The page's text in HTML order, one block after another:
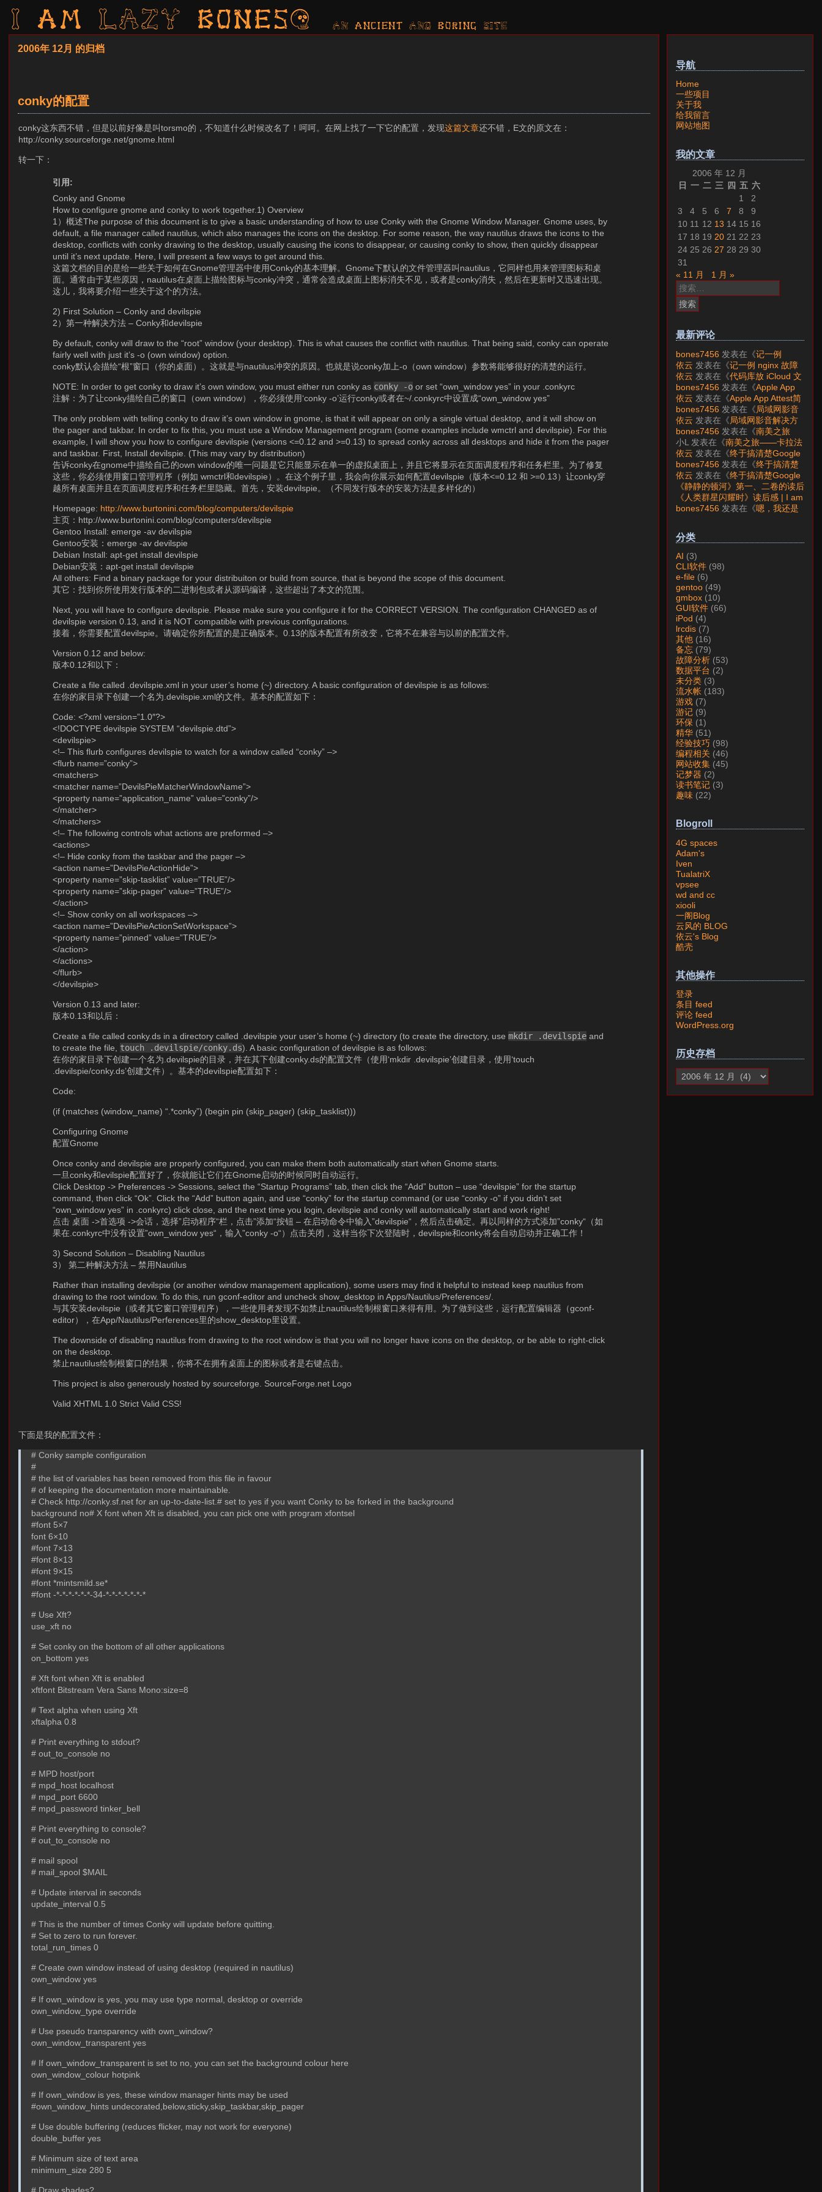
I am LAZY bones? AN ancient AND boring SITE
2006年 12月 的归档
conky的配置
conky这东西不错，但是以前好像是叫torsmo的，不知道什么时候改名了！呵呵。在网上找了一下它的配置，发现这篇文章还不错，E文的原文在：
http://conky.sourceforge.net/gnome.html
转一下：
引用:
Conky and Gnome
How to configure gnome and conky to work together.1) Overview
1）概述The purpose of this document is to give a basic understanding of how to use Conky with the Gnome Window Manager. Gnome uses, by
default, a file manager called nautilus, which also manages the icons on the desktop. For some reason, the way nautilus draws the icons to the
desktop, conflicts with conky drawing to the desktop, usually causing the icons to disappear, or causing conky to show, then quickly disappear
until it’s next update. Here, I will present a few ways to get around this.
这篇文档的目的是给一些关于如何在Gnome管理器中使用Conky的基本理解。Gnome下默认的文件管理器叫nautilus，它同样也用来管理图标和桌
面。通常由于某些原因，nautilus在桌面上描绘图标与conky冲突，通常会造成桌面上图标消失不见，或者是conky消失，然后在更新时又迅速出现。
这儿，我将要介绍一些关于这个的方法。
2) First Solution – Conky and devilspie
2）第一种解决方法 – Conky和devilspie
By default, conky will draw to the “root” window (your desktop). This is what causes the conflict with nautilus. That being said, conky can operate
fairly well with just it’s -o (own window) option.
conky默认会描绘“根”窗口（你的桌面）。这就是与nautilus冲突的原因。也就是说conky加上-o（own window）参数将能够很好的清楚的运行。
NOTE: In order to get conky to draw it’s own window, you must either run conky as conky -oor set “own_window yes” in your .conkyrc
注解：为了让conky描绘自己的窗口（own window），你必须使用‘conky -o’运行conky或者在~/.conkyrc中设置成“own_window yes”
The only problem with telling conky to draw it’s own window in gnome, is that it will appear on only a single virtual desktop, and it will show on
the pager and takbar. In order to fix this, you must use a Window Management program (some examples include wmctrl and devilspie). For this
example, I will show you how to configure devilspie (versions <=0.12 and >=0.13) to spread conky across all desktops and hide it from the pager
and taskbar. First, Install devilspie. (This may vary by distribution)
告诉conky在gnome中描绘自己的own window的唯一问题是它只能显示在单一的虚拟桌面上，并且它将显示在页面调度程序和任务栏里。为了修复
这些，你必须使用窗口管理程序（例如 wmctrl和devilspie）。在这个例子里，我会向你展示如何配置devilspie（版本<=0.12 和 >=0.13）让conky穿
越所有桌面并且在页面调度程序和任务栏里隐藏。首先，安装devilspie。（不同发行版本的安装方法是多样化的）
Homepage: http://www.burtonini.com/blog/computers/devilspie
主页：http://www.burtonini.com/blog/computers/devilspie
Gentoo Install: emerge -av devilspie
Gentoo安装：emerge -av devilspie
Debian Install: apt-get install devilspie
Debian安装：apt-get install devilspie
All others: Find a binary package for your distribuiton or build from source, that is beyond the scope of this document.
其它：找到你所使用发行版本的二进制包或者从源码编译，这些超出了本文的范围。
Next, you will have to configure devilspie. Please make sure you configure it for the CORRECT VERSION. The configuration CHANGED as of
devilspie version 0.13, and it is NOT compatible with previous configurations.
接着，你需要配置devilspie。请确定你所配置的是正确版本。0.13的版本配置有所改变，它将不在兼容与以前的配置文件。
Version 0.12 and below:
版本0.12和以下：
Create a file called .devilspie.xml in your user’s home (~) directory. A basic configuration of devilspie is as follows:
在你的家目录下创建一个名为.devilspie.xml的文件。基本的配置如下：
Code: <?xml version=”1.0″?>
<!DOCTYPE devilspie SYSTEM “devilspie.dtd”>
<devilspie>
<!– This flurb configures devilspie to watch for a window called “conky” –>
<flurb name=”conky”>
<matchers>
<matcher name=”DevilsPieMatcherWindowName”>
<property name=”application_name” value=”conky”/>
</matcher>
</matchers>
<!– The following controls what actions are preformed –>
<actions>
<!– Hide conky from the taskbar and the pager –>
<action name=”DevilsPieActionHide”>
<property name=”skip-tasklist” value=”TRUE”/>
<property name=”skip-pager” value=”TRUE”/>
</action>
<!– Show conky on all workspaces –>
<action name=”DevilsPieActionSetWorkspace”>
<property name=”pinned” value=”TRUE”/>
</action>
</actions>
</flurb>
</devilspie>
Version 0.13 and later:
版本0.13和以后：
Create a file called conky.ds in a directory called .devilspie your user’s home (~) directory (to create the directory, use mkdir .devilspieand
to create the file, touch .devilspie/conky.ds). A basic configuration of devilspie is as follows:
在你的家目录下创建一个名为.devilspie的目录，并在其下创建conky.ds的配置文件（使用‘mkdir .devilspie’创建目录，使用‘touch
.devilspie/conky.ds’创建文件）。基本的devilspie配置如下：
Code:
(if (matches (window_name) “.*conky”) (begin pin (skip_pager) (skip_tasklist)))
Configuring Gnome
配置Gnome
Once conky and devilspie are properly configured, you can make them both automatically start when Gnome starts.
一旦conky和evilspie配置好了，你就能让它们在Gnome启动的时候同时自动运行。
Click Desktop -> Preferences -> Sessions, select the “Startup Programs” tab, then click the “Add” button – use “devilspie” for the startup
command, then click “Ok”. Click the “Add” button again, and use “conky” for the startup command (or use “conky -o” if you didn’t set
“own_window yes” in .conkyrc) click close, and the next time you login, devilspie and conky will automatically start and work right!
点击 桌面 ->首选项 ->会话，选择”启动程序“栏，点击”添加“按钮 – 在启动命令中输入”devilspie“，然后点击确定。再以同样的方式添加”conky“（如
果在.conkyrc中没有设置”own_window yes“，输入”conky -o“）点击关闭，这样当你下次登陆时，devilspie和conky将会自动启动并正确工作！
3) Second Solution – Disabling Nautilus
3） 第二种解决方法 – 禁用Nautilus
Rather than installing devilspie (or another window management application), some users may find it helpful to instead keep nautilus from
drawing to the root window. To do this, run gconf-editor and uncheck show_desktop in Apps/Nautilus/Preferences/.
与其安装devilspie（或者其它窗口管理程序），一些使用者发现不如禁止nautilus绘制根窗口来得有用。为了做到这些，运行配置编辑器（gconf-
editor），在App/Nautilus/Perferences里的show_desktop里设置。
The downside of disabling nautilus from drawing to the root window is that you will no longer have icons on the desktop, or be able to right-click
on the desktop.
禁止nautilus绘制根窗口的结果，你将不在拥有桌面上的图标或者是右键点击。
This project is also generously hosted by sourceforge. SourceForge.net Logo
Valid XHTML 1.0 Strict Valid CSS!
下面是我的配置文件：
# Conky sample configuration
#
# the list of variables has been removed from this file in favour
# of keeping the documentation more maintainable.
# Check http://conky.sf.net for an up-to-date-list.# set to yes if you want Conky to be forked in the background
background no# X font when Xft is disabled, you can pick one with program xfontsel
#font 5×7
font 6×10
#font 7×13
#font 8×13
#font 9×15
#font *mintsmild.se*
#font -*-*-*-*-*-*-34-*-*-*-*-*-*-*
# Use Xft?
use_xft no
# Set conky on the bottom of all other applications
on_bottom yes
# Xft font when Xft is enabled
xftfont Bitstream Vera Sans Mono:size=8
# Text alpha when using Xft
xftalpha 0.8
# Print everything to stdout?
# out_to_console no
# MPD host/port
# mpd_host localhost
# mpd_port 6600
# mpd_password tinker_bell
# Print everything to console?
# out_to_console no
# mail spool
# mail_spool $MAIL
# Update interval in seconds
update_interval 0.5
# This is the number of times Conky will update before quitting.
# Set to zero to run forever.
total_run_times 0
# Create own window instead of using desktop (required in nautilus)
own_window yes
# If own_window is yes, you may use type normal, desktop or override
own_window_type override
# Use pseudo transparency with own_window?
own_window_transparent yes
# If own_window_transparent is set to no, you can set the background colour here
own_window_colour hotpink
# If own_window is yes, these window manager hints may be used
#own_window_hints undecorated,below,sticky,skip_taskbar,skip_pager
# Use double buffering (reduces flicker, may not work for everyone)
double_buffer yes
# Minimum size of text area
minimum_size 280 5
# Draw shades?
导航
Home
一些项目
关于我
给我留言
网站地图
我的文章
2006 年 12 月
日 一 二 三 四 五 六
1
2
3
4 5 6 7 8
9
10 11 12 13 14 15 16
17 18 19 20 21 22 23
24 25 26 27 28 29 30
31
« 11 月
1 月 »
搜
索：
最新评论
bones7456 发表在《记一例
nginx 故障分析》
依云 发表在《记一例 nginx 故障
分析 》
依云 发表在《代码库放 iCloud 文
件夹会怎样？》
bones7456 发表在《Apple App
Attest简介》
依云 发表在《Apple App Attest简
介》
bones7456 发表在《局域网影音
解决方案——Jellyfin》
依云 发表在《局域网影音解决方
案——Jellyfin》
bones7456 发表在《南美之旅
——卡拉法特看莫雷诺大冰川》
小L 发表在《南美之旅——卡拉法
特看莫雷诺大冰川》
依云 发表在《终于搞清楚Google
账号的所属国家的逻辑了》
bones7456 发表在《终于搞清楚
Google账号的所属国家的逻辑
了》
依云 发表在《终于搞清楚Google
账号的所属国家的逻辑了》
《静静的顿河》第一、二卷的读后
感 | I am LAZY bones?发表在
《《人类群星闪耀时》读后感》
《人类群星闪耀时》读后感 | I am
LAZY bones?发表在《
《显微镜
bones7456 发表在《嗯，我还是
分类
AI (3)
CLI软件 (98)
e-file (6)
gentoo (49)
gmbox (10)
GUI软件 (66)
iPod (4)
lrcdis (7)
其他 (16)
备忘 (79)
故障分析 (53)
数据平台 (2)
未分类 (3)
流水帐 (183)
游戏 (7)
游记 (9)
环保 (1)
精华 (51)
经验技巧 (98)
编程相关 (46)
网站收集 (45)
记梦器 (2)
读书笔记 (3)
趣味 (22)
Blogroll
4G spaces
Adam's
Iven
TualatriX
vpsee
wd and cc
xiooli
一阁Blog
云风的 BLOG
依云's Blog
酷壳
其他操作
登录
条目 feed
评论 feed
WordPress.org
历史存档